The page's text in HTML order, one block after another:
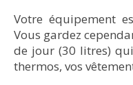
© Olivier Paradis
Votre équipement
Vous gardez
de jour (30 litres)
thermos, vos